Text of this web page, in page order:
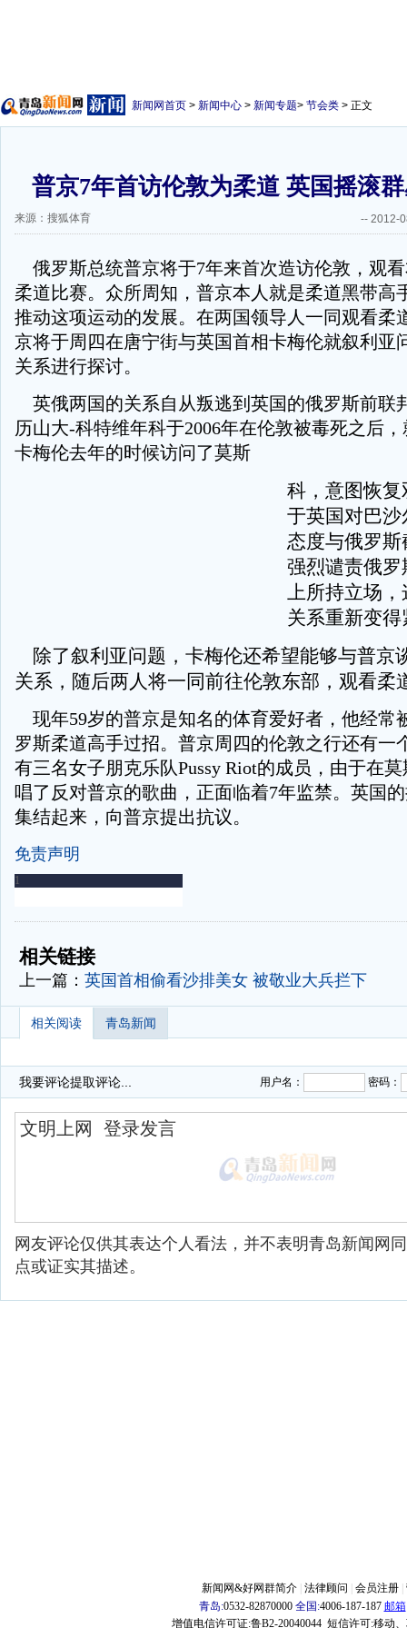
新闻网首页 > 新闻中心 > 新闻专题> 节会类 > 正文
普京7年首访伦敦为柔道 英国摇滚
来源：搜狐体育 -- 2012-
俄罗斯总统普京将于7年来首次造访伦敦，观
柔道比赛。众所周知，普京本人就是柔道黑带高
推动这项运动的发展。在两国领导人一同观看柔
京将于周四在唐宁街与英国首相卡梅伦就叙利亚
关系进行探讨。
英俄两国的关系自从叛逃到英国的俄罗斯前联
历山大-科特维年科于2006年在伦敦被毒死之后
卡梅伦去年的时候访问了莫斯
科，意图恢
于英国对巴
态度与俄罗
强烈谴责俄
上所持立场
关系重新变
除了叙利亚问题，卡梅伦还希望能够与普京
关系，随后两人将一同前往伦敦东部，观看柔
现年59岁的普京是知名的体育爱好者，他经常
罗斯柔道高手过招。普京周四的伦敦之行还有一
有三名女子朋克乐队Pussy Riot的成员，由于在
唱了反对普京的歌曲，正面临着7年监禁。英国
集结起来，向普京提出抗议。
免责声明
-
相关链接
上一篇： 英国首相偷看沙排美女 被敬业大兵拦下
相关阅读 青岛新闻
我要评论提取评论... 用户名： 密码：
网友评论仅供其表达个人看法，并不表明青岛新闻网
点或证实其描述。